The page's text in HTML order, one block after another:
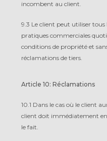
incombent au client.
9.3 Le client peut utiliser
pratiques commerciales
conditions de propriété et
réclamations de tiers.
Article 10: Réclamations
10.1 Dans le cas où le client
client doit immédiatement
le fait.